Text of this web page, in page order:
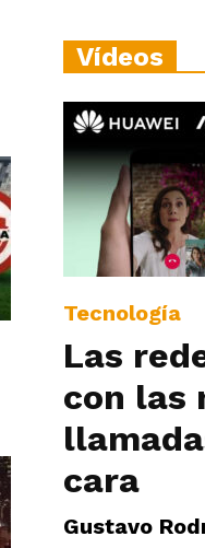
Vídeos
Tecnología
Las
con las
cara
Gustavo